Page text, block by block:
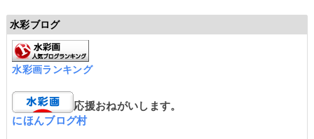
水彩ブログ
水彩画ランキング
応援おねがいします。
にほんブログ村